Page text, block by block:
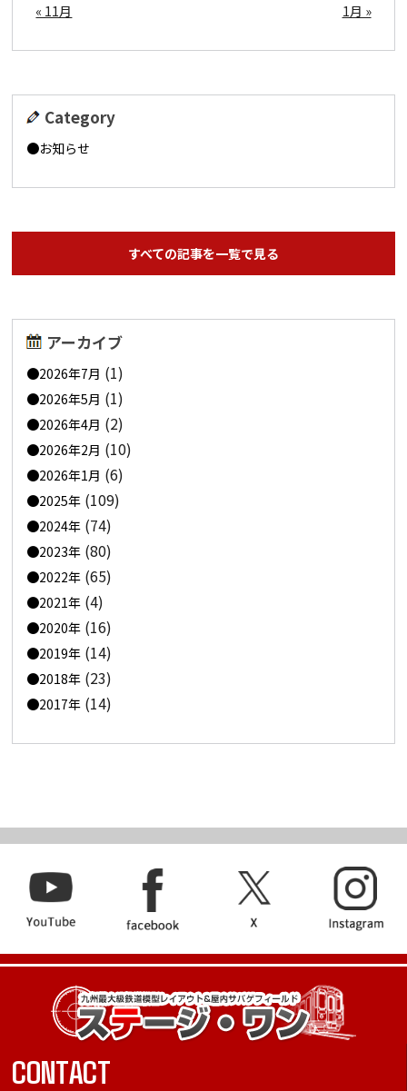
« 11月 1月 »
Category
お知らせ
すべての記事を一覧で見る
アーカイブ
2026年7月 (1)
2026年5月 (1)
2026年4月 (2)
2026年2月 (10)
2026年1月 (6)
2025年 (109)
2024年 (74)
2023年 (80)
2022年 (65)
2021年 (4)
2020年 (16)
2019年 (14)
2018年 (23)
2017年 (14)
CONTACT